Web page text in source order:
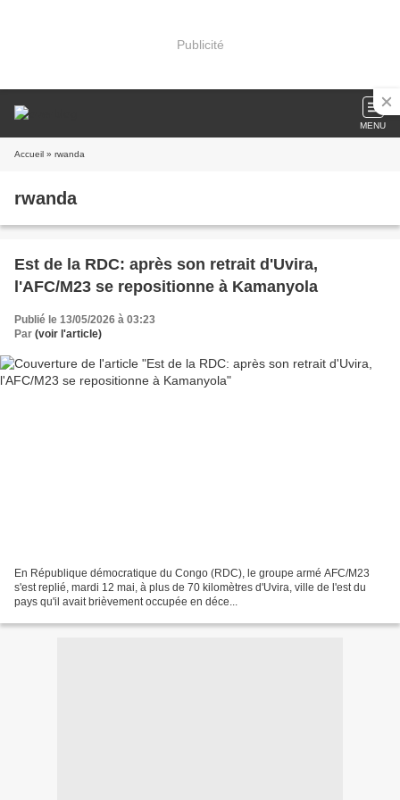
Publicité
MENU
Accueil » rwanda
rwanda
Est de la RDC: après son retrait d'Uvira,
l'AFC/M23 se repositionne à Kamanyola
Publié le 13/05/2026 à 03:23
Par (voir l'article)
En République démocratique du Congo (RDC), le groupe armé AFC/M23
s'est replié, mardi 12 mai, à plus de 70 kilomètres d'Uvira, ville de l'est du
pays qu'il avait brièvement occupée en déce...